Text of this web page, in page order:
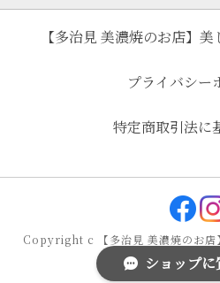
【多治見 美濃焼のお店】
プライバシー
特定商取引法に
Copyright c 【多治見 美濃焼のお
ショップに